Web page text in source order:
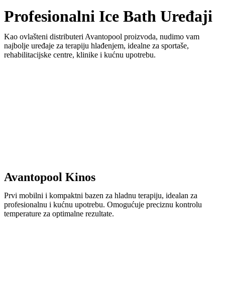
Profesionalni Ice Bath Uređaji
Kao ovlašteni distributeri Avantopool proizvoda, nudimo vam
najbolje uređaje za terapiju hlađenjem, idealne za sportaše,
rehabilitacijske centre, klinike i kućnu upotrebu.
Avantopool Kinos
Prvi mobilni i kompaktni bazen za hladnu terapiju, idealan za
profesionalnu i kućnu upotrebu. Omogućuje preciznu kontrolu
temperature za optimalne rezultate.